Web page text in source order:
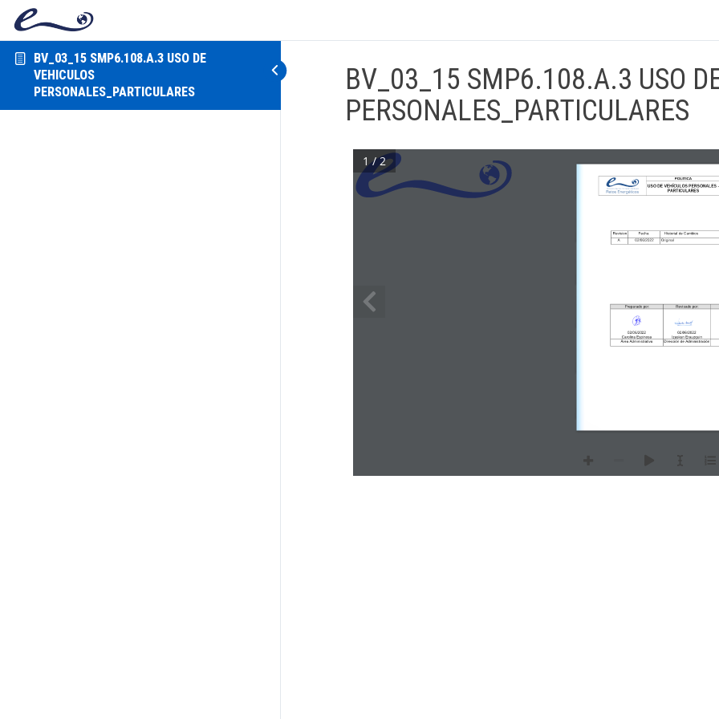
BV_03_15 SMP6.108.A.3 USO DE
VEHICULOS
PERSONALES_PARTICULARES
BV_03_15 SMP6.108.A.3 USO
PERSONALES_PARTICULARES
POLITICA
USO DE VEHÍCULOS PERSONALES -
PARTICULARES
Revision Fecha Historial de Cambios
A 02/06/2022 Original
Preparado por: Revisado por:
02/06/2022
Carolina Espinosa
02/06/2022
Izaskun Erauzquin
Área Administrativa Dirección de Administración
1 / 2